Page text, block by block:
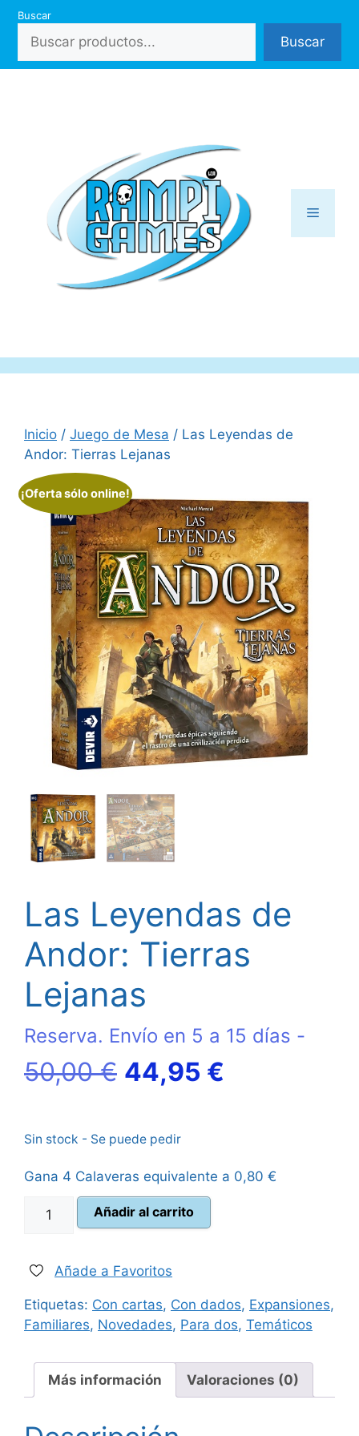
Saltar
contenido
Buscar
Buscar
Menú
Inicio / Juego de Mesa / Las Leyendas de
Andor: Tierras Lejanas
¡Oferta sólo online!
Las Leyendas de
Andor: Tierras
Lejanas
Reserva. Envío en 5 a 15 días -
50,00€ El
original
era:
50,00 €.
44,95 €
es:
Sin stock - Se puede pedir
Gana 4 Calaveras equivalente a 0,80 €
Leyendas
Andor:
Lejanas
cantidad
Añadir al carrito
Añade a Favoritos
Etiquetas: Con cartas, Con dados, Expansiones,
Familiares, Novedades, Para dos, Temáticos
Más información Valoraciones (0)